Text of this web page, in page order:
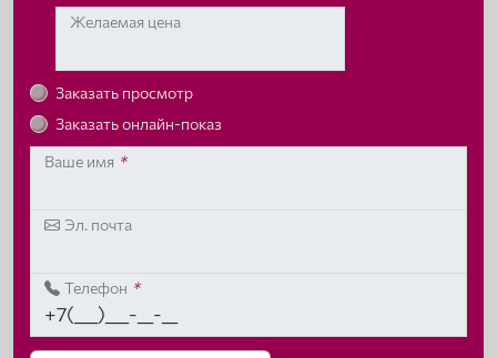
Желаемая цена
Заказать просмотр
Заказать онлайн-показ
Ваше имя *
Эл. почта
Телефон *